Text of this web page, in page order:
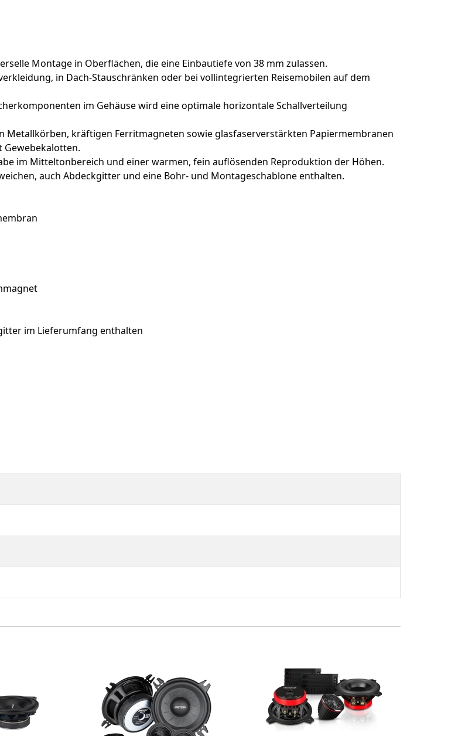
Montage in Oberflächen, die eine Einbautiefe von 38 mm zulassen.
in Dach-Stauschränken oder bei vollintegrierten Reisemobilen auf dem
im Gehäuse wird eine optimale horizontale Schallverteilung
kräftigen Ferritmagneten sowie glasfaserverstärkten Papiermembranen
im Mitteltonbereich und einer warmen, fein auflösenden Reproduktion der Höhen.
auch Abdeckgitter und eine Bohr- und Montageschablone enthalten.
im Lieferumfang enthalten